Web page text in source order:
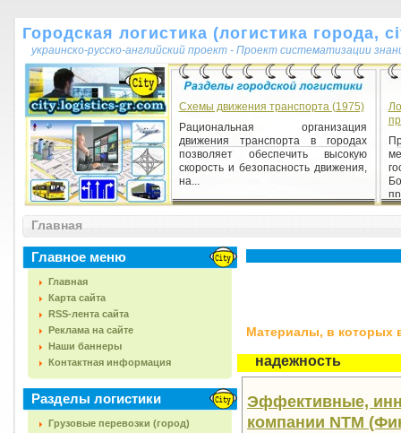
Городская логистика (логистика города,
украинско-русско-английский проект - Проект систематизации
Схемы движения транспорта (1975)
Рациональная организация
движения транспорта в городах
позволяет обеспечить высокую
скорость и безопасность движения,
на...
Главная
Главное меню
Главная
Карта сайта
RSS-лента сайта
Реклама на сайте
Наши баннеры
Контактная информация
Разделы логистики
Грузовые перевозки (город)
Материалы, в которых
надежность
Эффективные,
компании NTM